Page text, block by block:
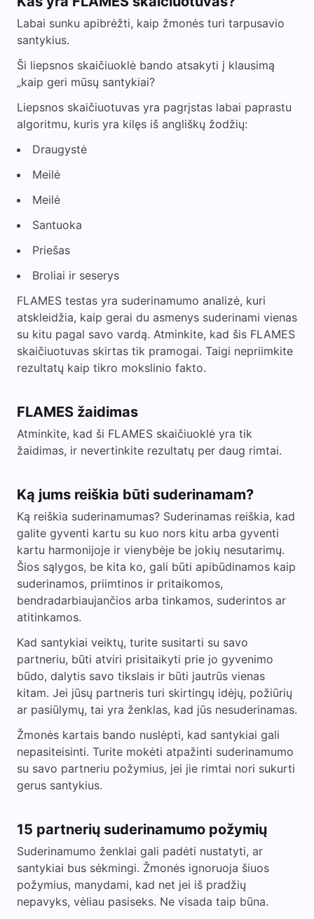
Labai sunku apibrėžti, kaip žmonės turi tarpusavio
santykius.
Ši liepsnos skaičiuoklė bando atsakyti į klausimą
„kaip geri mūsų santykiai?
Liepsnos skaičiuotuvas yra pagrįstas labai paprastu
algoritmu, kuris yra kilęs iš angliškų žodžių:
Draugystė
Meilė
Meilė
Santuoka
Priešas
Broliai ir seserys
FLAMES testas yra suderinamumo analizė, kuri
atskleidžia, kaip gerai du asmenys suderinami vienas
su kitu pagal savo vardą. Atminkite, kad šis FLAMES
skaičiuotuvas skirtas tik pramogai. Taigi nepriimkite
rezultatų kaip tikro mokslinio fakto.
FLAMES žaidimas
Atminkite, kad ši FLAMES skaičiuoklė yra tik
žaidimas, ir nevertinkite rezultatų per daug rimtai.
Ką jums reiškia būti suderinamam?
Ką reiškia suderinamumas? Suderinamas reiškia, kad
galite gyventi kartu su kuo nors kitu arba gyventi
kartu harmonijoje ir vienybėje be jokių nesutarimų.
Šios sąlygos, be kita ko, gali būti apibūdinamos kaip
suderinamos, priimtinos ir pritaikomos,
bendradarbiaujančios arba tinkamos, suderintos ar
atitinkamos.
Kad santykiai veiktų, turite susitarti su savo
partneriu, būti atviri prisitaikyti prie jo gyvenimo
būdo, dalytis savo tikslais ir būti jautrūs vienas
kitam. Jei jūsų partneris turi skirtingų idėjų, požiūrių
ar pasiūlymų, tai yra ženklas, kad jūs nesuderinamas.
Žmonės kartais bando nuslėpti, kad santykiai gali
nepasiteisinti. Turite mokėti atpažinti suderinamumo
su savo partneriu požymius, jei jie rimtai nori sukurti
gerus santykius.
15 partnerių suderinamumo požymių
Suderinamumo ženklai gali padėti nustatyti, ar
santykiai bus sėkmingi. Žmonės ignoruoja šiuos
požymius, manydami, kad net jei iš pradžių
nepavyks, vėliau pasiseks. Ne visada taip būna.